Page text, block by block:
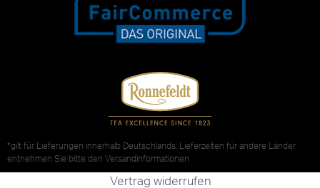
*gilt für Lieferungen innerhalb Deutschlands, Lieferzeiten für andere Länder
entnehmen Sie bitte den Versandinformationen
Vertrag widerrufen